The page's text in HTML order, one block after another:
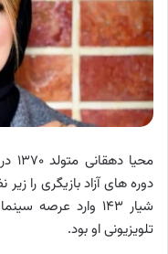
دوره های آزاد بازیگری را
شیار ۱۴۳ وارد
تلویزیونی او بود.